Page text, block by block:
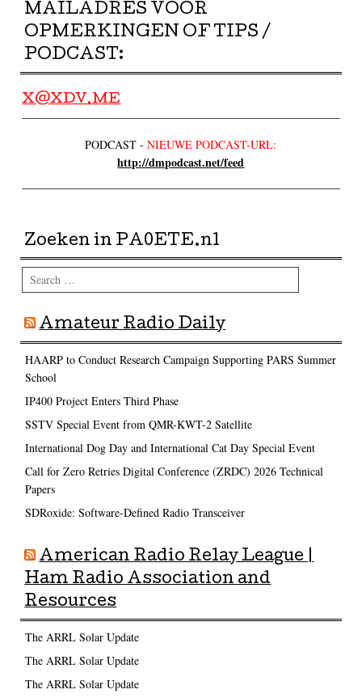
MAILADRES VOOR
OPMERKINGEN OF TIPS /
PODCAST:
X@XDV.ME
PODCAST -NIEUWE PODCAST-URL:
http://dmpodcast.net/feed
Zoeken in PA0ETE.nl
Search
Amateur Radio Daily
HAARP to Conduct Research Campaign Supporting PARS Summer
School
IP400 Project Enters Third Phase
SSTV Special Event from QMR-KWT-2 Satellite
International Dog Day and International Cat Day Special Event
Call for Zero Retries Digital Conference (ZRDC) 2026 Technical
Papers
SDRoxide: Software-Defined Radio Transceiver
American Radio Relay League |
Ham Radio Association and
Resources
The ARRL Solar Update
The ARRL Solar Update
The ARRL Solar Update